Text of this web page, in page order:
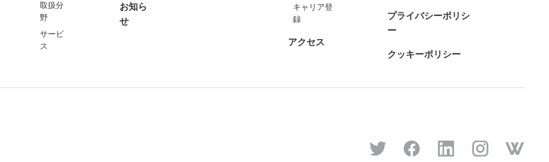
取扱分
野
サービ
ス
お知ら
せ
キャリア登
録
アクセス
プライバシーポリシ
ー
クッキーポリシー